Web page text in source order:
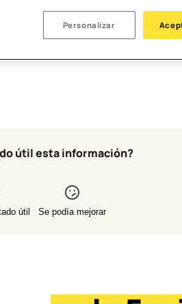
útil esta información?
útil Se podía mejorar
Personalizar